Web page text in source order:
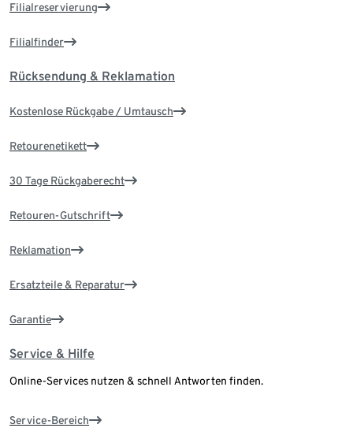
Filialreservierung
Filialfinder
Rücksendung & Reklamation
Kostenlose Rückgabe / Umtausch
Retourenetikett
30 Tage Rückgaberecht
Retouren-Gutschrift
Reklamation
Ersatzteile & Reparatur
Garantie
Service & Hilfe
Online-Services nutzen & schnell Antworten finden.
Service-Bereich